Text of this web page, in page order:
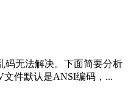
码无法解决。下面简要分析
件默认是ANSI编码，...